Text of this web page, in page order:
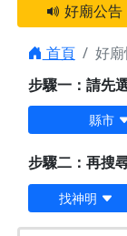
好廟公告
首頁
好
步驟一：請先
縣市
步驟二：再搜
找神明